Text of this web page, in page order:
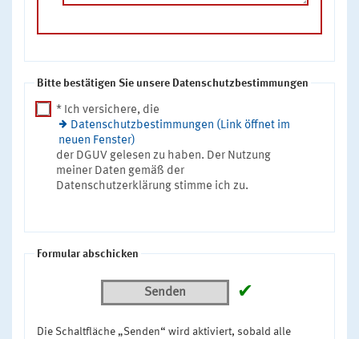
Bitte bestätigen Sie unsere Datenschutzbestimmungen
* Ich versichere, die
Datenschutzbestimmungen (Link öffnet im
neuen Fenster)
der DGUV gelesen zu haben. Der Nutzung
meiner Daten gemäß der
Datenschutzerklärung stimme ich zu.
Formular abschicken
Senden ✔
Die Schaltfläche „Senden“ wird aktiviert, sobald alle